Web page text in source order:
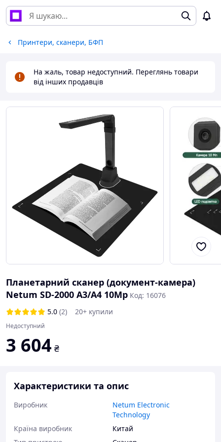
Принтери, сканери, БФП
На жаль, товар недоступний. Переглянь товари
від інших продавців
Планетарний сканер (документ-камера)
Netum SD-2000 A3/A4 10Mp Код: 16076
5.0 (2) 20+ купили
Недоступний
3 604 ₴
Характеристики та опис
Виробник
Netum Electronic
Technology
Країна виробник
Китай